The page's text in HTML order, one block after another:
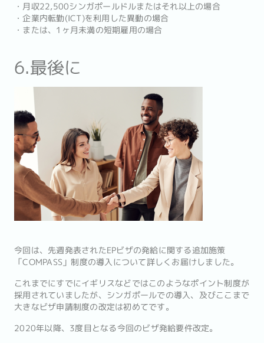
・月収22,500シンガポールドルまたはそれ以上の場合
・企業内転勤(ICT)を利用した異動の場合
・または、1ヶ月未満の短期雇用の場合
6.最後に
今回は、先週発表されたEPビザの発給に関する追加施策
「COMPASS」制度の導入について詳しくお届けしました。
これまでにすでにイギリスなどではこのようなポイント制度が
採用されていましたが、シンガポールでの導入、及びここまで
大きなビザ申請制度の改定は初めてです。
2020年以降、3度目となる今回のビザ発給要件改定。